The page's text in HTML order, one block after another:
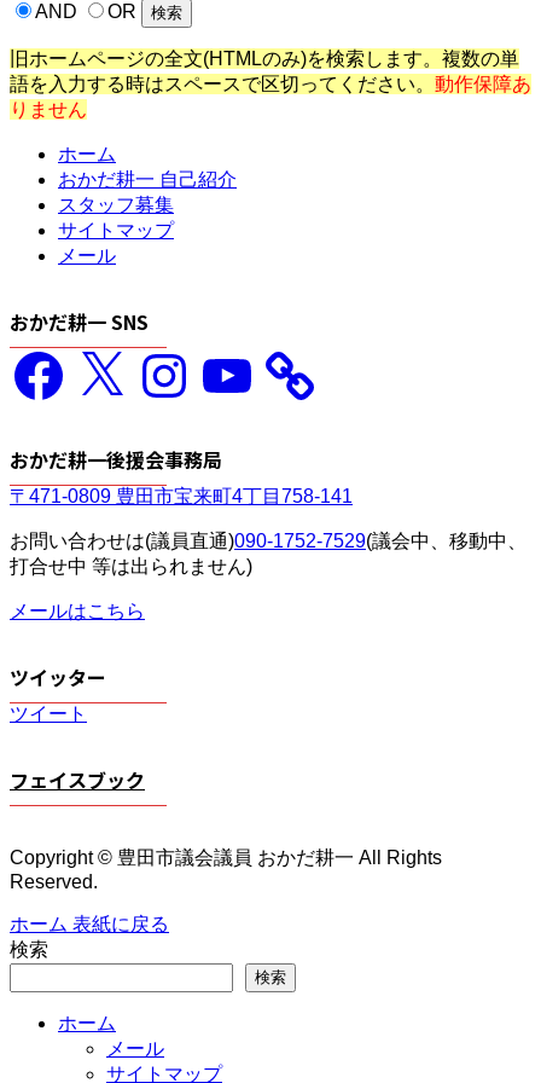
AND OR
旧ホームページの全文(HTMLのみ)を検索します。複数の単
語を入力する時はスペースで区切ってください。 動作保障あ
りません
ホーム
おかだ耕一 自己紹介
スタッフ募集
サイトマップ
メール
おかだ耕一 SNS
Facebook
X InstagramYouTube
おかだ耕一後援会事務局
〒471-0809 豊田市宝来町4丁目758-141
お問い合わせは(議員直通)090-1752-7529(議会中、移動中、
打合せ中 等は出られません)
メールはこちら
ツイッター
ツイート
フェイスブック
Copyright © 豊田市議会議員 おかだ耕一 All Rights
Reserved.
ホーム 表紙に戻る
検索
検索
ホーム
メール
サイトマップ